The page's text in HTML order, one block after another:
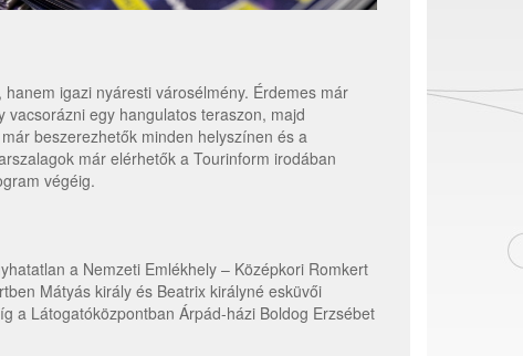
igazi nyáresti városélmény. Érdemes már
egy hangulatos teraszon, majd
beszerezhetők minden helyszínen és a
már elérhetők a Tourinform irodában
végéig.
a Nemzeti Emlékhely – Középkori Romkert
Mátyás király és Beatrix királyné esküvői
a Látogatóközpontban Árpád-házi Boldog Erzsébet